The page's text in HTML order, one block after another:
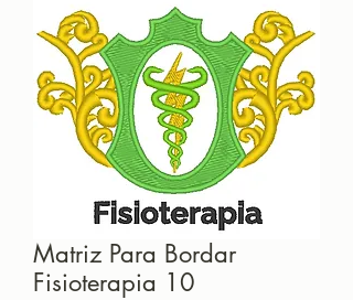
Matriz Para Bordar
Fisioterapia 10